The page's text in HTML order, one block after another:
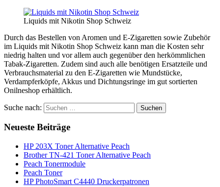
Liquids mit Nikotin Shop Schweiz
Durch das Bestellen von Aromen und E-Zigaretten sowie Zubehör
im Liquids mit Nikotin Shop Schweiz kann man die Kosten sehr
niedrig halten und vor allem auch gegenüber den herkömmlichen
Tabak-Zigaretten. Zudem sind auch alle benötigen Ersatzteile und
Verbrauchsmaterial zu den E-Zigaretten wie Mundstücke,
Verdampferköpfe, Akkus und Dichtungsringe im gut sortierten
Onilneshop erhältlich.
Suche nach:
Neueste Beiträge
HP 203X Toner Alternative Peach
Brother TN-421 Toner Alternative Peach
Peach Tonermodule
Peach Toner
HP PhotoSmart C4440 Druckerpatronen